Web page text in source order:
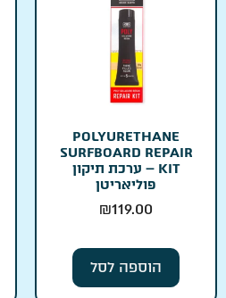
POLYURETHANE
SURFBOARD REPAIR
KIT – ערכת תיקון
פוליאריטן
₪119.00
הוספה לסל